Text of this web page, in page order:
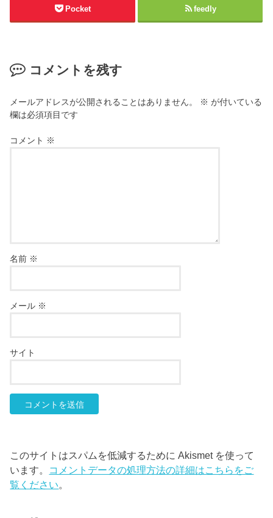
Pocket feedly
コメントを残す
メールアドレスが公開されることはありません。 ※ が付いている
欄は必須項目です
コメント ※
名前 ※
メール ※
サイト
このサイトはスパムを低減するために Akismet を使って
います。 コメントデータの処理方法の詳細はこちらをご
覧ください。